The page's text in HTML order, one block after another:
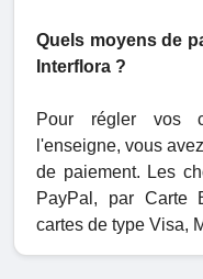
Quels moyens de
Interflora ?
Pour régler vos
l'enseigne, vous
de paiement. Les
PayPal, par Carte
cartes de type Visa,